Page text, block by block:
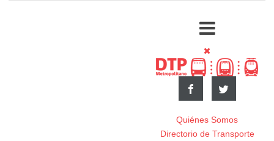
Quiénes Somos
Directorio de Transporte